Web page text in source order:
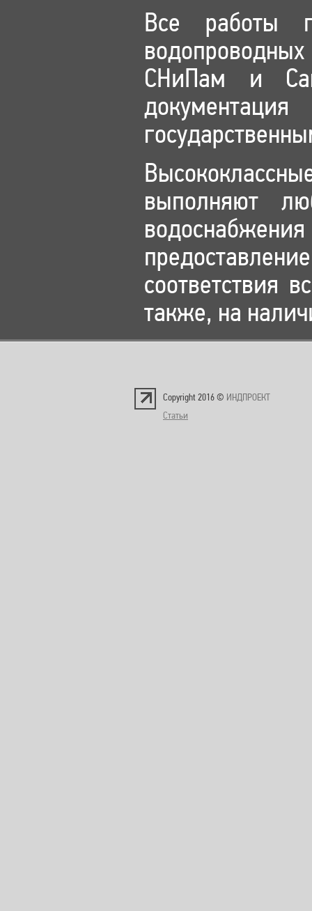
Все работы
СНиПам и
выполняют
соответствия
также, на
Copyright 2016 © ИНДПРОЕКТ
Статьи